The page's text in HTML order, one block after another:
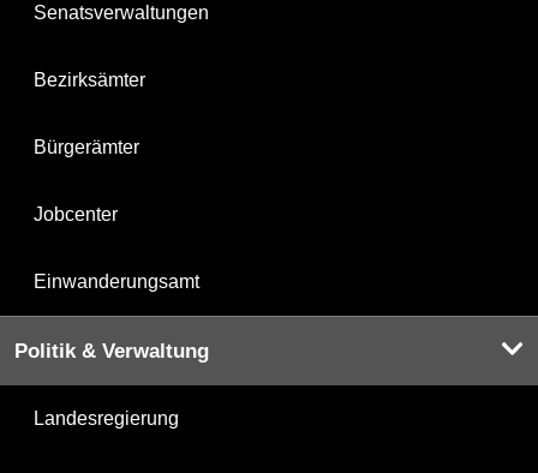
Senatsverwaltungen
Bezirksämter
Bürgerämter
Jobcenter
Einwanderungsamt
Politik & Verwaltung
Landesregierung